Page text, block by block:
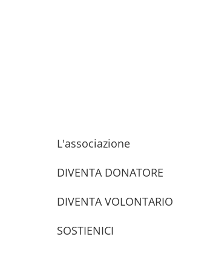
L'associazione
DIVENTA DONATORE
DIVENTA VOLONTARIO
SOSTIENICI